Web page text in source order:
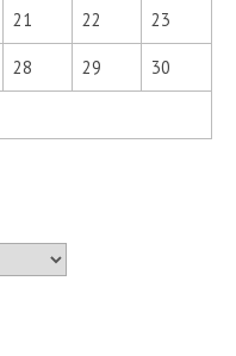
21 22 23
28 29 30